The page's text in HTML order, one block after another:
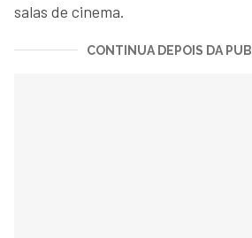
salas de cinema.
CONTINUA DEPOIS DA